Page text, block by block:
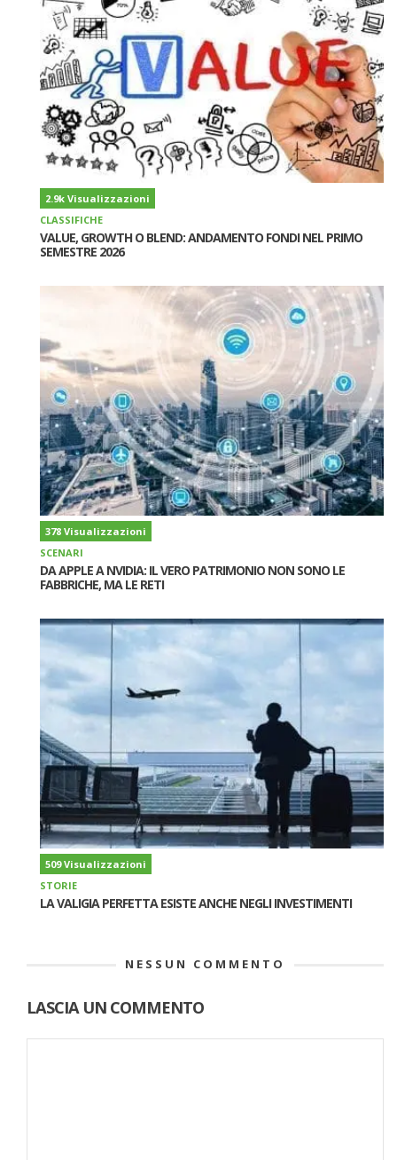
2.9k Visualizzazioni
CLASSIFICHE
VALUE, GROWTH O BLEND: ANDAMENTO FONDI NEL PRIMO
SEMESTRE 2026
378 Visualizzazioni
SCENARI
DA APPLE A NVIDIA: IL VERO PATRIMONIO NON SONO LE
FABBRICHE, MA LE RETI
509 Visualizzazioni
STORIE
LA VALIGIA PERFETTA ESISTE ANCHE NEGLI INVESTIMENTI
NESSUN COMMENTO
LASCIA UN COMMENTO